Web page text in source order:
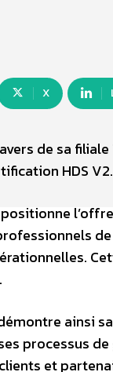
X
de sa
HDS V2.
ainsi
processus
et